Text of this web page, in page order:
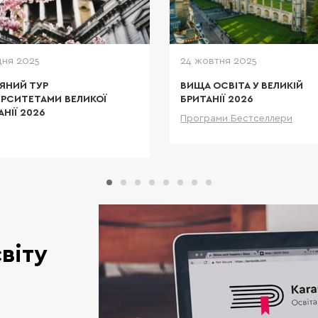
2025
ТУР
ВЕЛИКОЇ
2026
24 жовтня 2025
ВИЩА ОСВІТА У ВЕЛИКІЙ
БРИТАНІЇ 2026
Програми Бестселлери
Саме тут воліють
дітей власники мульти
корпорацій і